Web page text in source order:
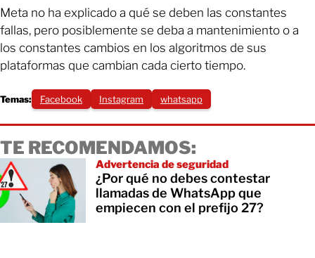
Meta no ha explicado a qué se deben las constantes
fallas, pero posiblemente se deba a mantenimiento o a
los constantes cambios en los algoritmos de sus
plataformas que cambian cada cierto tiempo.
Temas: Facebook Instagram whatsapp
TE RECOMENDAMOS:
Advertencia de seguridad
¿Por qué no debes contestar
llamadas de WhatsApp que
empiecen con el prefijo 27?